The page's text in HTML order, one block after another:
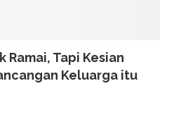
Ramai, Tapi Kesian
Keluarga itu